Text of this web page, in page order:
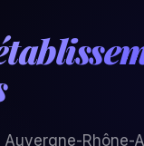
Rhône-